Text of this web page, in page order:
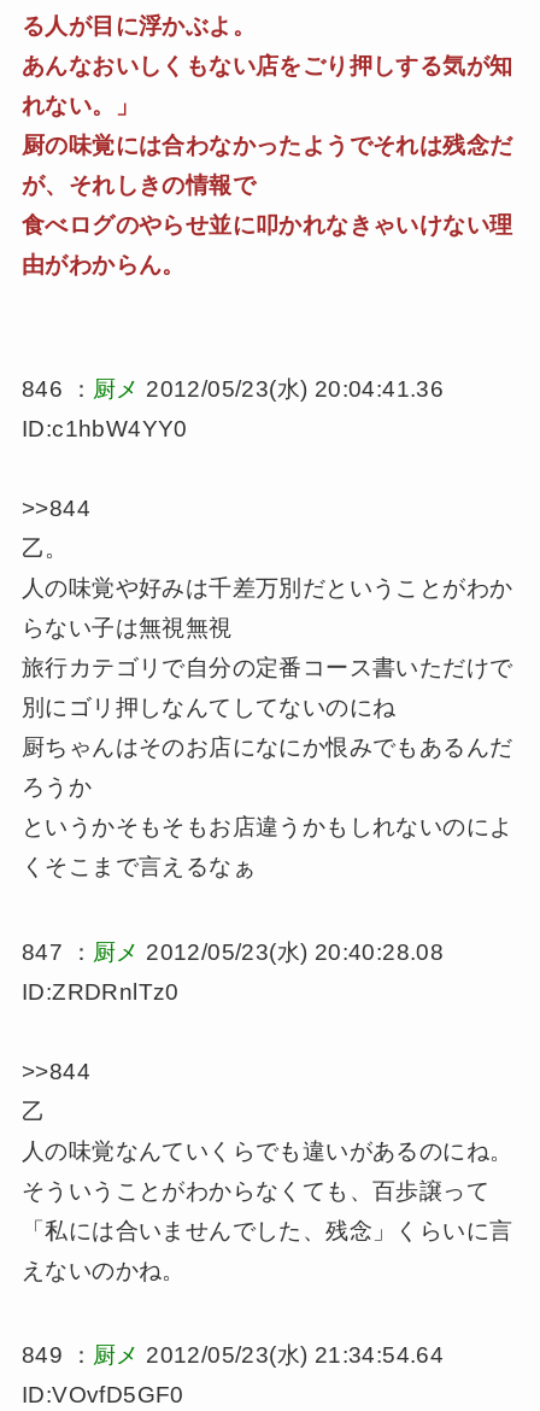
る人が目に浮かぶよ。
あんなおいしくもない店をごり押しする気が知
れない。」
厨の味覚には合わなかったようでそれは残念だ
が、それしきの情報で
食べログのやらせ並に叩かれなきゃいけない理
由がわからん。
846 ： 厨メ 2012/05/23(水) 20:04:41.36
ID:c1hbW4YY0
>>844
乙。
人の味覚や好みは千差万別だということがわか
らない子は無視無視
旅行カテゴリで自分の定番コース書いただけで
別にゴリ押しなんてしてないのにね
厨ちゃんはそのお店になにか恨みでもあるんだ
ろうか
というかそもそもお店違うかもしれないのによ
くそこまで言えるなぁ
847 ： 厨メ 2012/05/23(水) 20:40:28.08
ID:ZRDRnlTz0
>>844
乙
人の味覚なんていくらでも違いがあるのにね。
そういうことがわからなくても、百歩譲って
「私には合いませんでした、残念」くらいに言
えないのかね。
849 ： 厨メ 2012/05/23(水) 21:34:54.64
ID:VOvfD5GF0